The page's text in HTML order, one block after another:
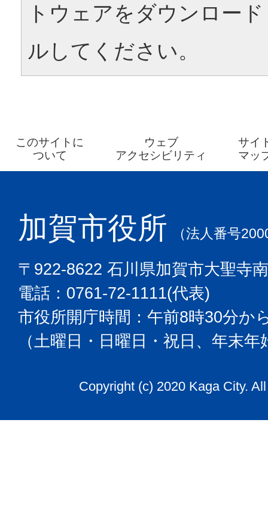
トウェアをダウンロー
ルしてください。
このサイトに
ついて
ウェブ
アクセシビリティ
サイ
マッ
加賀市役所 （法人番号
〒922-8622 石川県加賀市大聖寺
電話：0761-72-1111(代表)
市役所開庁時間：午前8時30分か
（土曜日・日曜日・祝日、年末
Copyright (c) 2020 Kaga City.